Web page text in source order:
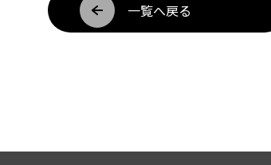
一覧へ戻る